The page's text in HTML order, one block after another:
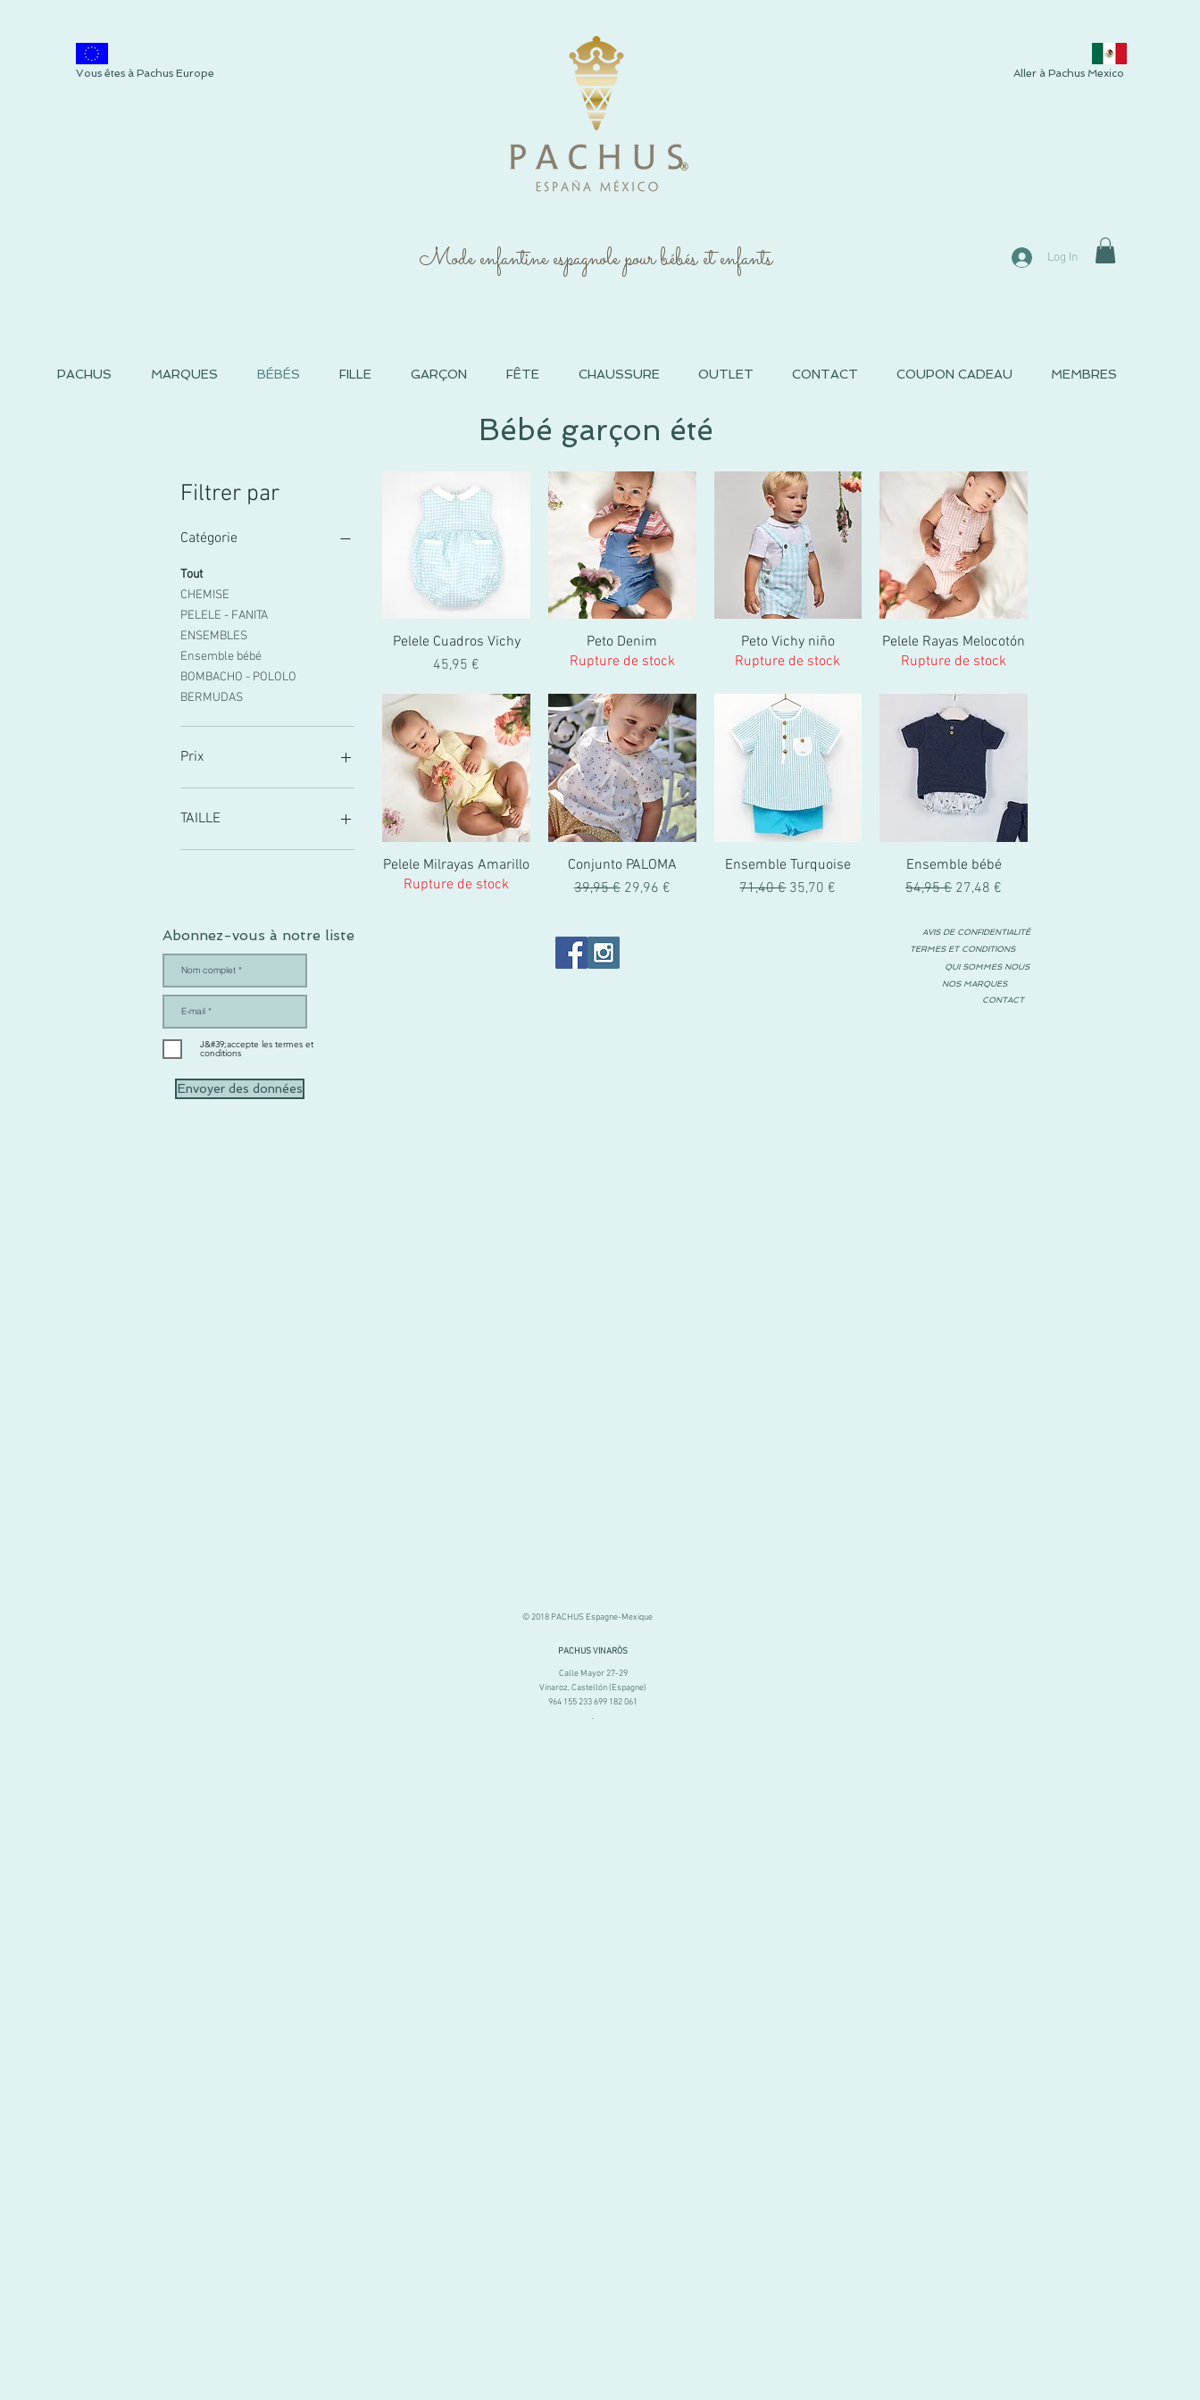
Vous êtes à Pachus Europe
®
Aller à Pachus Mexico
Mode enfantine espagnole pour bébés et enfants Log In
PACHUS MARQUES BÉBÉS FILLE GARÇON FÊTE CHAUSSURE OUTLET CONTACT COUPON CADEAU MEMBRES
Bébé garçon été
Filtrer par
Catégorie
Tout
CHEMISE
PELELE - FANITA
ENSEMBLES
Ensemble bébé
BOMBACHO - POLOLO
BERMUDAS
Prix
27 €
TAILLE
3
18 meses
24 meses
3 meses
6 meses
9 meses
Pelele Cuadros Vichy
Prix
45,95 €
Peto Denim
Rupture de stock
Peto Vichy niño
Rupture de stock
Pelele Rayas Melocotón
Rupture de stock
Pelele Milrayas Amarillo
Rupture de stock
Conjunto PALOMA
Prix original
39,95 € Prix promotionnel
29,96 €
Ensemble Turquoise
Prix original
71,40 € Prix promotionnel
35,70 €
Ensemble bébé
Prix original
54,95 € Prix promotionnel
27,48 €
Abonnez-vous à notre liste
J&#39;accepte les termes et
conditions
Envoyer des données
AVIS DE CONFIDENTIALITÉ
TERMES ET CONDITIONS
QUI SOMMES NOUS
NOS MARQUES
CONTACT
© 2018 PACHUS Espagne-Mexique
PACHUS VINARÒS
.
Calle Mayor 27-29
Vinaroz, Castellón (Espagne)
964 155 233 699 182 061
.